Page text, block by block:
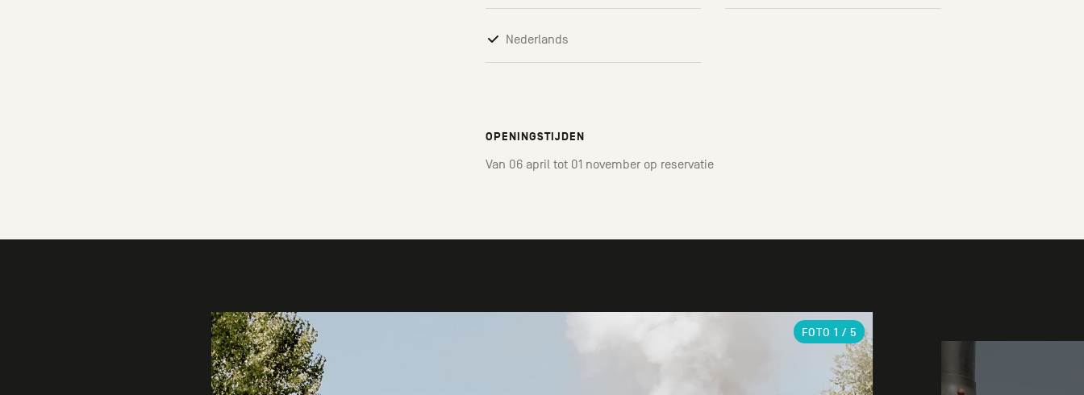
Nederlands
OPENINGSTIJDEN
Van 06 april tot 01 november op reservatie
FOTO 1 / 5